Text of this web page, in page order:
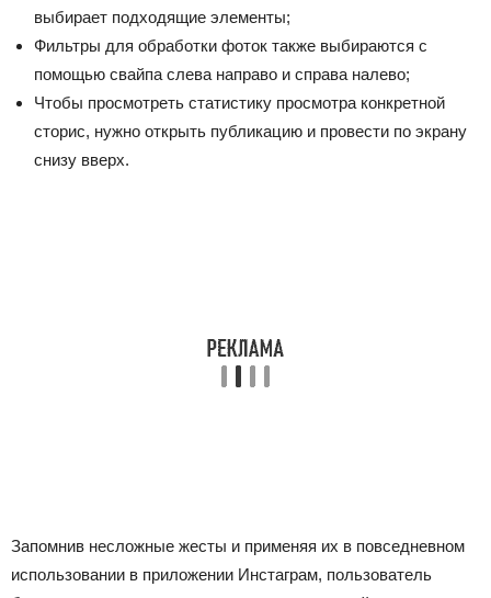
выбирает подходящие элементы;
Фильтры для обработки фоток также выбираются с
помощью свайпа слева направо и справа налево;
Чтобы просмотреть статистику просмотра конкретной
сторис, нужно открыть публикацию и провести по экрану
снизу вверх.
Запомнив несложные жесты и применяя их в повседневном
использовании в приложении Инстаграм, пользователь